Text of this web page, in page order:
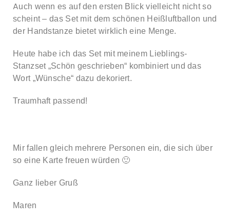
Auch wenn es auf den ersten Blick vielleicht nicht so
scheint – das Set mit dem schönen Heißluftballon und
der Handstanze bietet wirklich eine Menge.
Heute habe ich das Set mit meinem Lieblings-
Stanzset „Schön geschrieben“ kombiniert und das
Wort „Wünsche“ dazu dekoriert.
Traumhaft passend!
Mir fallen gleich mehrere Personen ein, die sich über
so eine Karte freuen würden 🙂
Ganz lieber Gruß
Maren